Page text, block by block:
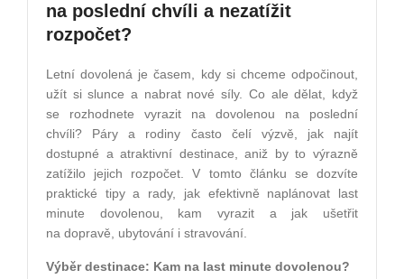
na poslední chvíli a nezatížit
rozpočet?
Letní dovolená je časem, kdy si chceme odpočinout,
užít si slunce a nabrat nové síly. Co ale dělat, když
se rozhodnete vyrazit na dovolenou na poslední
chvíli? Páry a rodiny často čelí výzvě, jak najít
dostupné a atraktivní destinace, aniž by to výrazně
zatížilo jejich rozpočet. V tomto článku se dozvíte
praktické tipy a rady, jak efektivně naplánovat last
minute dovolenou, kam vyrazit a jak ušetřit
na dopravě, ubytování i stravování.
Výběr destinace: Kam na last minute dovolenou?